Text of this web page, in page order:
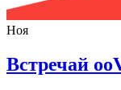
Ноя
Встречай